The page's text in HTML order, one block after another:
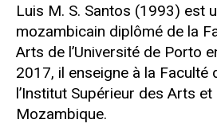
Luis M. S. Santos (1993) est
mozambicain diplômé de la
Arts de l’Université de Porto
2017, il enseigne à la Faculté
l’Institut Supérieur des Arts
Mozambique.